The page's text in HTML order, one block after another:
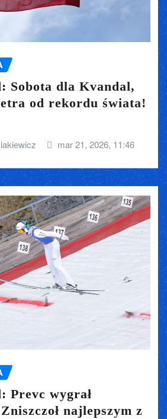
Sobota dla Kvandal,
od rekordu świata!
mar 21, 2026, 11:46
Prevc wygrał
najlepszym z